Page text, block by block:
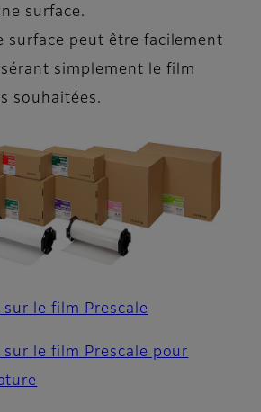
surface.
surface peut être facilement
simplement le film
souhaitées.
sur le film Prescale
sur le film Prescale pour